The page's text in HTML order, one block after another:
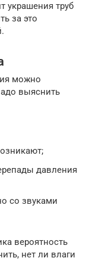
украшения труб
за это
можно
выяснить
давления
со звуками
вероятность
нет ли влаги